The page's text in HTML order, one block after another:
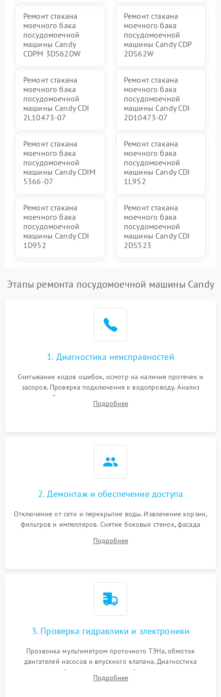
Ремонт стакана
моечного бака
посудомоечной
машины Candy
CDPM 3DS62DW
Ремонт стакана
моечного бака
посудомоечной
машины Candy CDP
2DS62W
Ремонт стакана
моечного бака
посудомоечной
машины Candy CDI
2L10473-07
Ремонт стакана
моечного бака
посудомоечной
машины Candy CDI
2D10473-07
Ремонт стакана
моечного бака
посудомоечной
машины Candy CDIM
5366-07
Ремонт стакана
моечного бака
посудомоечной
машины Candy CDI
1L952
Ремонт стакана
моечного бака
посудомоечной
машины Candy CDI
1D952
Ремонт стакана
моечного бака
посудомоечной
машины Candy CDI
2DS523
Этапы ремонта посудомоечной машины Candy
1. Диагностика неисправностей
Считывание кодов ошибок, осмотр на наличие протечек и
засоров. Проверка подключения к водопроводу. Анализ
жалоб на отсутствие слива, нагрева, вращения
разбрызгивателей или срабатывание системы защиты
Подробнее
2. Демонтаж и обеспечение доступа
Отключение от сети и перекрытие воды. Извлечение корзин,
фильтров и импеллеров. Снятие боковых стенок, фасада
циркуляционному насосу, ТЭНу и сливной помпе.
Подробнее
3. Проверка гидравлики и электроники
Прозвонка мультиметром проточного ТЭНа, обмоток
двигателей насосов и впускного клапана. Диагностика
прессостата (датчика уровня воды), датчика мутности,
концевика дверцы и электронного модуля управления.
Подробнее